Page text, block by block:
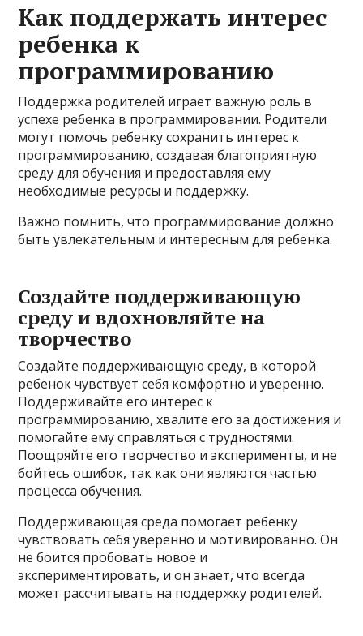
Как поддержать интерес
ребенка к
программированию
Поддержка родителей играет важную роль в
успехе ребенка в программировании. Родители
могут помочь ребенку сохранить интерес к
программированию, создавая благоприятную
среду для обучения и предоставляя ему
необходимые ресурсы и поддержку.
Важно помнить, что программирование должно
быть увлекательным и интересным для ребенка.
Создайте поддерживающую
среду и вдохновляйте на
творчество
Создайте поддерживающую среду, в которой
ребенок чувствует себя комфортно и уверенно.
Поддерживайте его интерес к
программированию, хвалите его за достижения и
помогайте ему справляться с трудностями.
Поощряйте его творчество и эксперименты, и не
бойтесь ошибок, так как они являются частью
процесса обучения.
Поддерживающая среда помогает ребенку
чувствовать себя уверенно и мотивированно. Он
не боится пробовать новое и
экспериментировать, и он знает, что всегда
может рассчитывать на поддержку родителей.